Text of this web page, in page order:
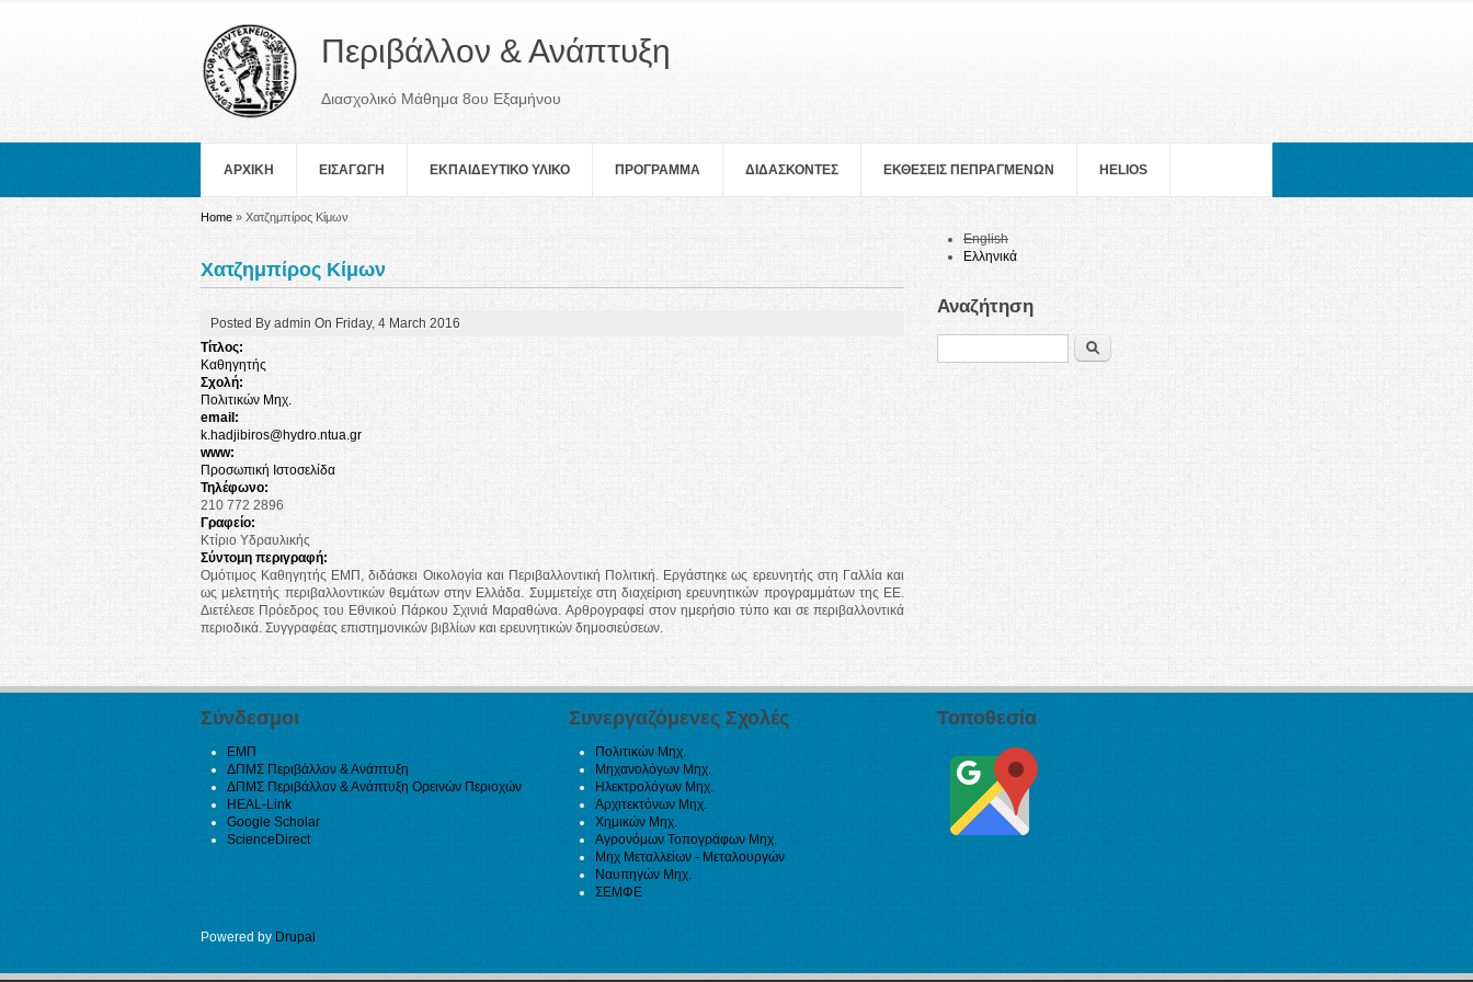
Περιβάλλον & Ανάπτυξη
Διασχολικό Μάθημα 8ου Εξαμήνου
ΑΡΧΙΚΗ ΕΙΣΑΓΩΓΗ ΕΚΠΑΙΔΕΥΤΙΚΟ ΥΛΙΚΟ ΠΡOΓΡΑΜΜΑ ΔΙΔΑΣΚΟΝΤΕΣ ΕΚΘΕΣΕΙΣ ΠΕΠΡΑΓΜΕΝΩΝ HELIOS
You are here
Home » Χατζημπίρος Κίμων
Χατζημπίρος Κίμων
Posted By admin On Friday, 4 March 2016
Τίτλος:
Καθηγητής
Σχολή:
Πολιτικών Μηχ.
email:
k.hadjibiros@hydro.ntua.gr
www:
Προσωπική Ιστοσελίδα
Τηλέφωνο:
210 772 2896
Γραφείο:
Κτίριο Υδραυλικής
Σύντομη περιγραφή:
Ομότιμος Καθηγητής ΕΜΠ, διδάσκει Οικολογία και Περιβαλλοντική Πολιτική. Εργάστηκε ως ερευνητής στη Γαλλία και
ως μελετητής περιβαλλοντικών θεμάτων στην Ελλάδα. Συμμετείχε στη διαχείριση ερευνητικών προγραμμάτων της ΕΕ.
Διετέλεσε Πρόεδρος του Εθνικού Πάρκου Σχινιά Μαραθώνα. Αρθρογραφεί στον ημερήσιο τύπο και σε περιβαλλοντικά
περιοδικά. Συγγραφέας επιστημονικών βιβλίων και ερευνητικών δημοσιεύσεων.
English
Ελληνικά
Αναζήτηση
Search
Σύνδεσμοι
ΕΜΠ
ΔΠΜΣ Περιβάλλον & Ανάπτυξη
ΔΠΜΣ Περιβάλλον & Ανάπτυξη Ορεινών Περιοχών
HEAL-Link
Google Scholar
ScienceDirect
Συνεργαζόμενες Σχολές
Πολιτικών Μηχ.
Μηχανολόγων Μηχ.
Ηλεκτρολόγων Μηχ.
Αρχιτεκτόνων Μηχ.
Χημικών Μηχ.
Αγρονόμων Τοπογράφων Μηχ.
Μηχ Μεταλλείων - Μεταλουργών
Ναυπηγών Μηχ.
ΣΕΜΦΕ
Τοποθεσία
Powered by Drupal